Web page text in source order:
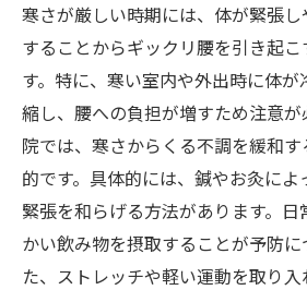
寒さが厳しい時期には、体が緊張
することからギックリ腰を引き起
す。特に、寒い室内や外出時に体
縮し、腰への負担が増すため注意
院では、寒さからくる不調を緩和
的です。具体的には、鍼やお灸によ
緊張を和らげる方法があります。
かい飲み物を摂取することが予防に
た、ストレッチや軽い運動を取り